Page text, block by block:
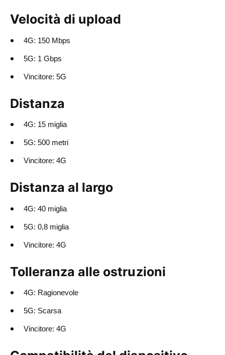
Velocità di upload
4G: 150 Mbps
5G: 1 Gbps
Vincitore: 5G
Distanza
4G: 15 miglia
5G: 500 metri
Vincitore: 4G
Distanza al largo
4G: 40 miglia
5G: 0,8 miglia
Vincitore: 4G
Tolleranza alle ostruzioni
4G: Ragionevole
5G: Scarsa
Vincitore: 4G